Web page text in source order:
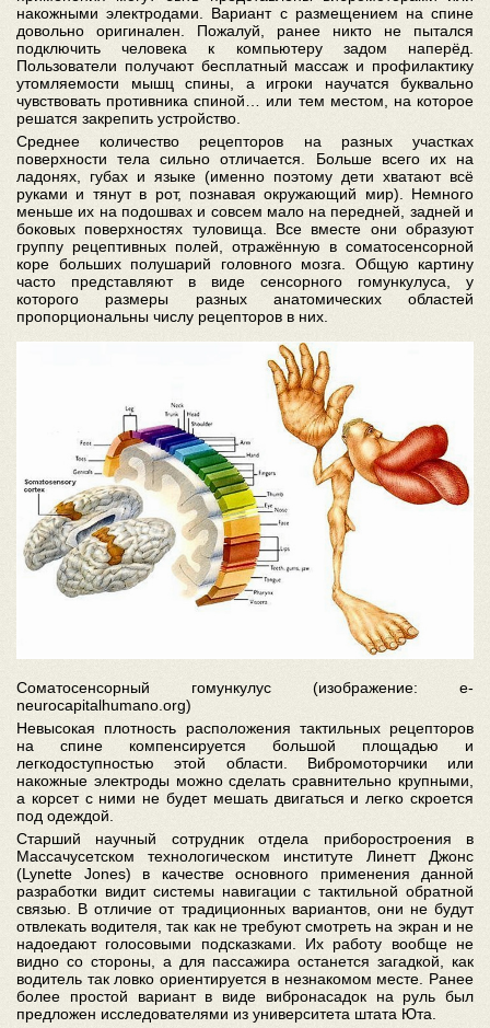
накожными электродами. Вариант с размещением на спине
довольно оригинален. Пожалуй, ранее никто не пытался
подключить человека к компьютеру задом наперёд.
Пользователи получают бесплатный массаж и профилактику
утомляемости мышц спины, а игроки научатся буквально
чувствовать противника спиной… или тем местом, на которое
решатся закрепить устройство.
Среднее количество рецепторов на разных участках
поверхности тела сильно отличается. Больше всего их на
ладонях, губах и языке (именно поэтому дети хватают всё
руками и тянут в рот, познавая окружающий мир). Немного
меньше их на подошвах и совсем мало на передней, задней и
боковых поверхностях туловища. Все вместе они образуют
группу рецептивных полей, отражённую в соматосенсорной
коре больших полушарий головного мозга. Общую картину
часто представляют в виде сенсорного гомункулуса, у
которого размеры разных анатомических областей
пропорциональны числу рецепторов в них.
Соматосенсорный гомункулус (изображение: e-
neurocapitalhumano.org)
Невысокая плотность расположения тактильных рецепторов
на спине компенсируется большой площадью и
легкодоступностью этой области. Вибромоторчики или
накожные электроды можно сделать сравнительно крупными,
а корсет с ними не будет мешать двигаться и легко скроется
под одеждой.
Старший научный сотрудник отдела приборостроения в
Массачусетском технологическом институте Линетт Джонс
(Lynette Jones) в качестве основного применения данной
разработки видит системы навигации с тактильной обратной
связью. В отличие от традиционных вариантов, они не будут
отвлекать водителя, так как не требуют смотреть на экран и не
надоедают голосовыми подсказками. Их работу вообще не
видно со стороны, а для пассажира останется загадкой, как
водитель так ловко ориентируется в незнакомом месте. Ранее
более простой вариант в виде вибронасадок на руль был
предложен исследователями из университета штата Юта.